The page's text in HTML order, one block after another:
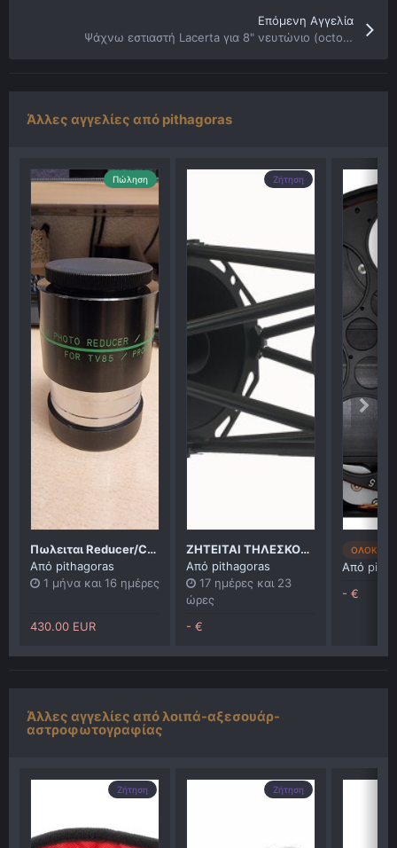
Επόμενη Αγγελία
Ψάχνω εστιαστή Lacerta για 8" νευτώνιο (octo-plus)
Άλλες αγγελίες από pithagoras
Πώληση
Πωλειται Reducer/Corrector Televue TRF 2008
Από pithagoras
1 μήνα και 16 ημέρες
430.00 EUR
Ζήτηση
ΖΗΤΕΙΤΑΙ ΤΗΛΕΣΚΟΠΙΟ RC16
Από pithagoras
17 ημέρες και 23
ώρες
- €
Από
- €
Άλλες αγγελίες από λοιπά-αξεσουάρ-
αστροφωτογραφίας
Ζήτηση Ζήτηση